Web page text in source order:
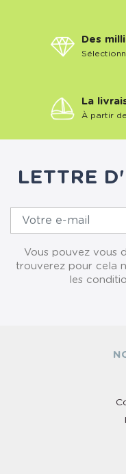
Des
La
À partir
LETTRE
Vous pouvez vous
trouverez pour cela
les